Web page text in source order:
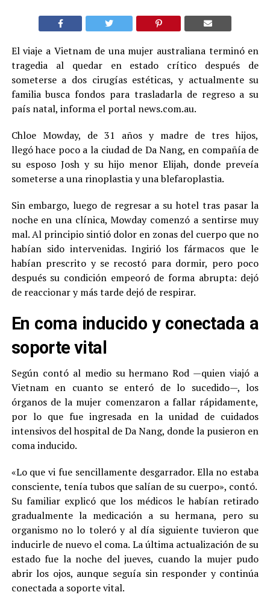
El viaje a Vietnam de una mujer australiana terminó en
tragedia al quedar en estado crítico después de
someterse a dos cirugías estéticas, y actualmente su
familia busca fondos para trasladarla de regreso a su
país natal, informa el portal news.com.au.
Chloe Mowday, de 31 años y madre de tres hijos,
llegó hace poco a la ciudad de Da Nang, en compañía de
su esposo Josh y su hijo menor Elijah, donde preveía
someterse a una rinoplastia y una blefaroplastia.
Sin embargo, luego de regresar a su hotel tras pasar la
noche en una clínica, Mowday comenzó a sentirse muy
mal. Al principio sintió dolor en zonas del cuerpo que no
habían sido intervenidas. Ingirió los fármacos que le
habían prescrito y se recostó para dormir, pero poco
después su condición empeoró de forma abrupta: dejó
de reaccionar y más tarde dejó de respirar.
En coma inducido y conectada a
soporte vital
Según contó al medio su hermano Rod —quien viajó a
Vietnam en cuanto se enteró de lo sucedido—, los
órganos de la mujer comenzaron a fallar rápidamente,
por lo que fue ingresada en la unidad de cuidados
intensivos del hospital de Da Nang, donde la pusieron en
coma inducido.
«Lo que vi fue sencillamente desgarrador. Ella no estaba
consciente, tenía tubos que salían de su cuerpo», contó.
Su familiar explicó que los médicos le habían retirado
gradualmente la medicación a su hermana, pero su
organismo no lo toleró y al día siguiente tuvieron que
inducirle de nuevo el coma. La última actualización de su
estado fue la noche del jueves, cuando la mujer pudo
abrir los ojos, aunque seguía sin responder y continúa
conectada a soporte vital.